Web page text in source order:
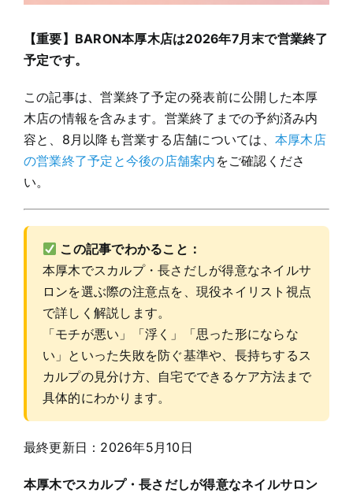
【重要】BARON本厚木店は2026年7月末で営業終了
予定です。
この記事は、営業終了予定の発表前に公開した本厚
木店の情報を含みます。営業終了までの予約済み内
容と、8月以降も営業する店舗については、 本厚木店
の営業終了予定と今後の店舗案内 をご確認くださ
い。
この記事でわかること：
本厚木でスカルプ・長さだしが得意なネイルサ
ロンを選ぶ際の注意点を、現役ネイリスト視点
で詳しく解説します。
「モチが悪い」「浮く」「思った形にならな
い」といった失敗を防ぐ基準や、長持ちするス
カルプの見分け方、自宅でできるケア方法まで
具体的にわかります。
最終更新日：2026年5月10日
本厚木でスカルプ・長さだしが得意なネイルサロン